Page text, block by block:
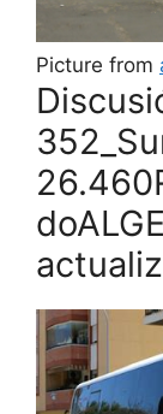
Picture from